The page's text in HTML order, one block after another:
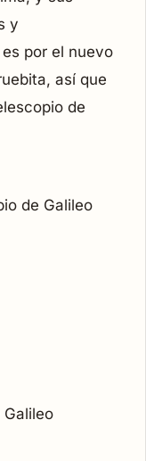
y
por el nuevo
así que
de
de Galileo
Galileo